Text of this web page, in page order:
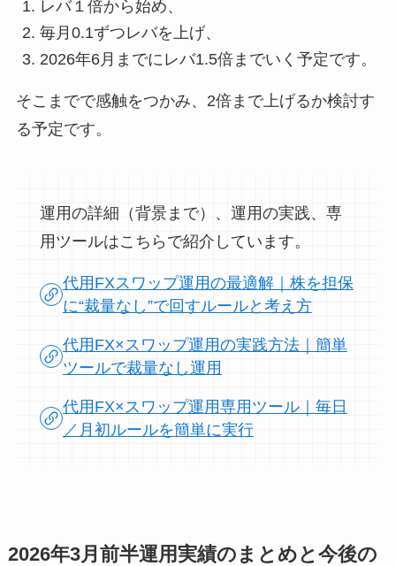
レバ１倍から始め、
毎月0.1ずつレバを上げ、
2026年6月までにレバ1.5倍までいく予定です。
そこまでで感触をつかみ、2倍まで上げるか検討す
る予定です。
運用の詳細（背景まで）、運用の実践、専
用ツールはこちらで紹介しています。
代用FXスワップ運用の最適解｜株を担保
に“裁量なし”で回すルールと考え方
代用FX×スワップ運用の実践方法｜簡単
ツールで裁量なし運用
代用FX×スワップ運用専用ツール｜毎日
／月初ルールを簡単に実行
2026年3月前半運用実績のまとめと今後の